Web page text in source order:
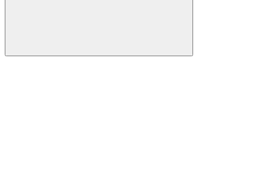
Buscar